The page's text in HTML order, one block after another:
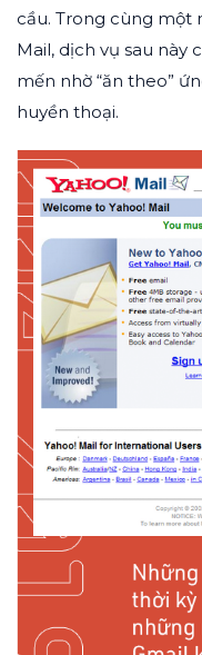
cầu. Trong cùng một
Mail, dịch vụ sau này
mến nhờ “ăn theo”
huyền thoại.